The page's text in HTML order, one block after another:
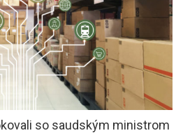
so saudským ministrom